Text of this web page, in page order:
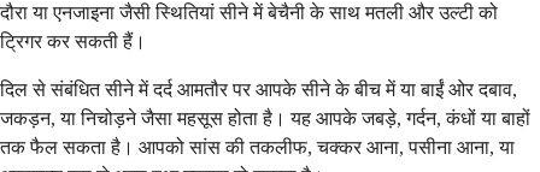
दौरा या एनजाइना जैसी स्थितियां सीने में बेचैनी के साथ मतली और उल्टी को
ट्रिगर कर सकती हैं।
दिल से संबंधित सीने में दर्द आमतौर पर आपके सीने के बीच में या बाईं ओर दबाव,
जकड़न, या निचोड़ने जैसा महसूस होता है। यह आपके जबड़े, गर्दन, कंधों या बाहों
तक फैल सकता है। आपको सांस की तकलीफ, चक्कर आना, पसीना आना, या